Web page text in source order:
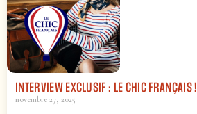
INTERVIEW EXCLUSIF : LE CHIC FRANÇAIS !
novembre 27, 2025